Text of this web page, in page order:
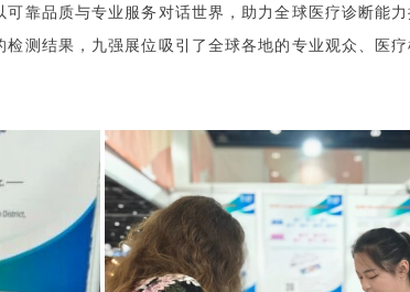
靠品质与专业服务对话世界，助力全球医疗诊断能
测结果，九强展位吸引了全球各地的专业观众、医